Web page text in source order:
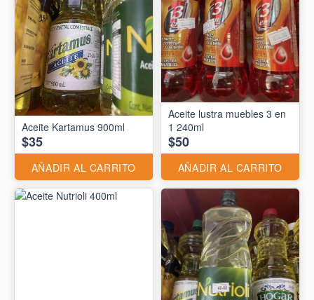
Aceite Kartamus 900ml
$35
AÑADIR AL CARRITO
Aceite lustra muebles 3 en
1 240ml
$50
AÑADIR AL CARRITO